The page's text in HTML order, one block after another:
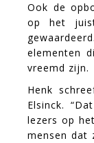
Ook de
op het
elementen
vreemd zijn.
Henk
Elsinck.
lezers op
mensen dat